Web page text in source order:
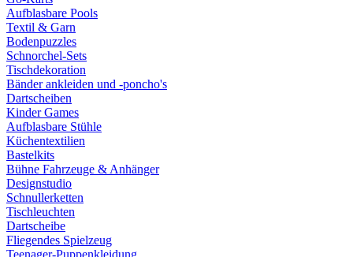
Aufblasbare Pools
Textil & Garn
Bodenpuzzles
Schnorchel-Sets
Tischdekoration
Bänder ankleiden und -poncho's
Dartscheiben
Kinder Games
Aufblasbare Stühle
Küchentextilien
Bastelkits
Bühne Fahrzeuge & Anhänger
Designstudio
Schnullerketten
Tischleuchten
Dartscheibe
Fliegendes Spielzeug
Teenager-Puppenkleidung